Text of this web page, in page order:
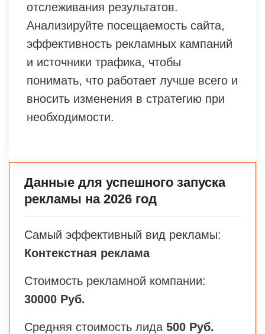
отслеживания результатов.
Анализируйте посещаемость сайта,
эффективность рекламных кампаний
и источники трафика, чтобы
понимать, что работает лучше всего и
вносить изменения в стратегию при
необходимости.
Данные для успешного запуска
рекламы на 2026 год
Самый эффективный вид рекламы:
Контекстная реклама
Стоимость рекламной компании:
30000 Руб.
Средняя стоимость лида 500 Руб.